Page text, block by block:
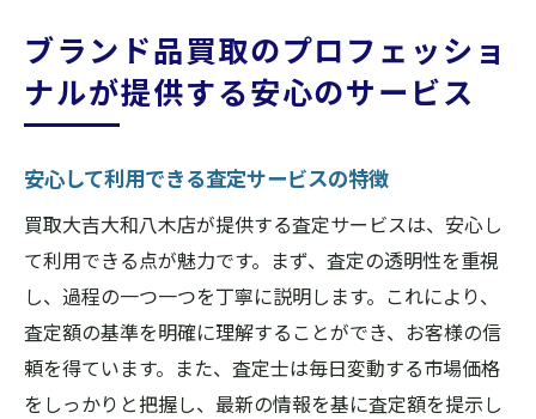
ブランド品買取のプロフェッショ
ナルが提供する安心のサービス
安心して利用できる査定サービスの特徴
買取大吉大和八木店が提供する査定サービスは、安心し
て利用できる点が魅力です。まず、査定の透明性を重視
し、過程の一つ一つを丁寧に説明します。これにより、
査定額の基準を明確に理解することができ、お客様の信
頼を得ています。また、査定士は毎日変動する市場価格
をしっかりと把握し、最新の情報を基に査定額を提示し